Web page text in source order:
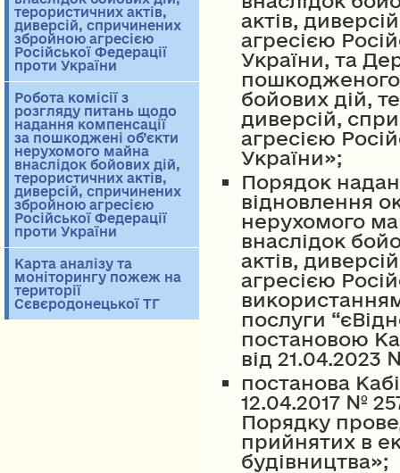
терористичних актів,
диверсій, спричинених
збройною агресією
Російської Федерації
проти України
Робота комісії з
розгляду питань щодо
надання компенсації
за пошкоджені об’єкти
нерухомого майна
внаслідок бойових дій,
терористичних актів,
диверсій, спричинених
збройною агресією
Російської Федерації
проти України
Карта аналізу та
моніторингу пожеж на
території
Сєвєродонецької ТГ
актів,
агресією
України, та
пошкодженого
бойових дій,
диверсій,
агресією
України»;
Порядок
відновлення
нерухомого
внаслідок
актів,
агресією
послуги
постановою
від 21.04.2023
постанова
12.04.2017 №
Порядку
прийнятих в
будівництва»;